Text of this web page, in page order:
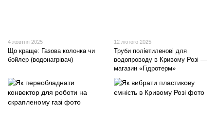
4 жовтня 2025
Що краще: Газова колонка чи
бойлер (водонагрівач)
12 лютого 2025
Труби поліетиленові для
водопроводу в Кривому Розі —
магазин «Гідротерм»